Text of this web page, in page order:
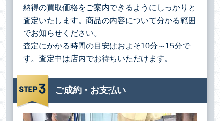
納得の買取価格をご案内できるようにしっかりと
査定いたします。商品の内容について分かる範囲
でお知らせください。
査定にかかる時間の目安はおよそ10分～15分で
す。査定中は店内でお待ちいただけます。
ご成約・お支払い